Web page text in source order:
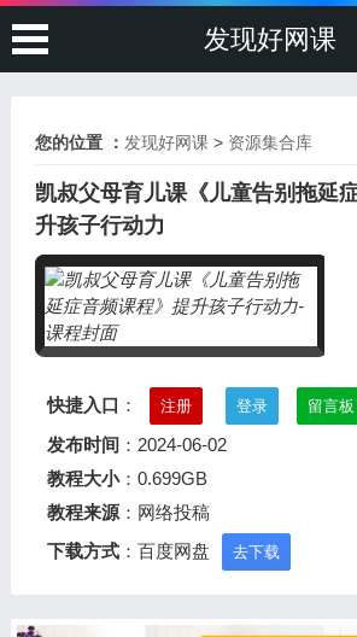
发现好网课
您的位置 ： 发现好网课> 资源集合库
凯叔父母育儿课《儿童告别拖延
升孩子行动力
快捷入口 ： 注册 登录 留言板
发布时间 ：2024-06-02
教程大小：0.699GB
教程来源：网络投稿
下载方式：百度网盘 去下载